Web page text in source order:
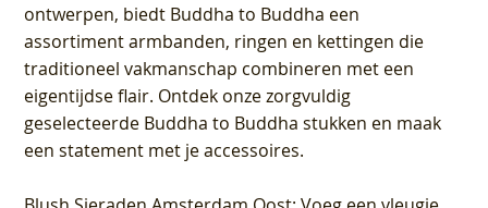
ontwerpen, biedt Buddha to Buddha een
assortiment armbanden, ringen en kettingen die
traditioneel vakmanschap combineren met een
eigentijdse flair. Ontdek onze zorgvuldig
geselecteerde Buddha to Buddha stukken en maak
een statement met je accessoires.